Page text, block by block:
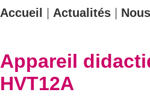
Accueil Actualités|
Appareil
HVT12A